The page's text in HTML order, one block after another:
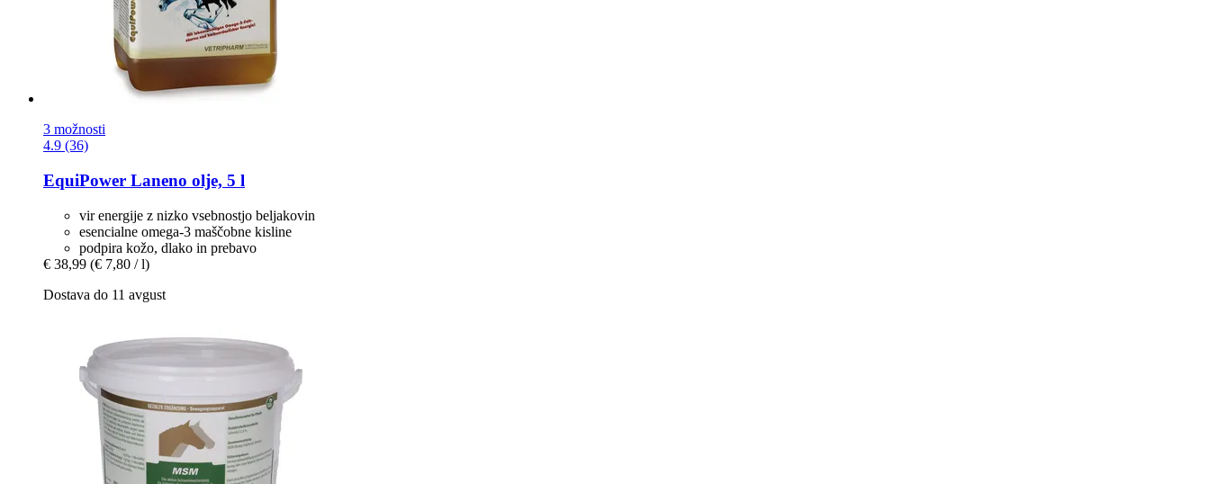
3 možnosti
4.9 (36)
EquiPower Laneno olje, 5 l
vir energije z nizko vsebnostjo beljakovin
esencialne omega-3 maščobne kisline
podpira kožo, dlako in prebavo
€ 38,99 (€ 7,80 / l)
Dostava do 11 avgust